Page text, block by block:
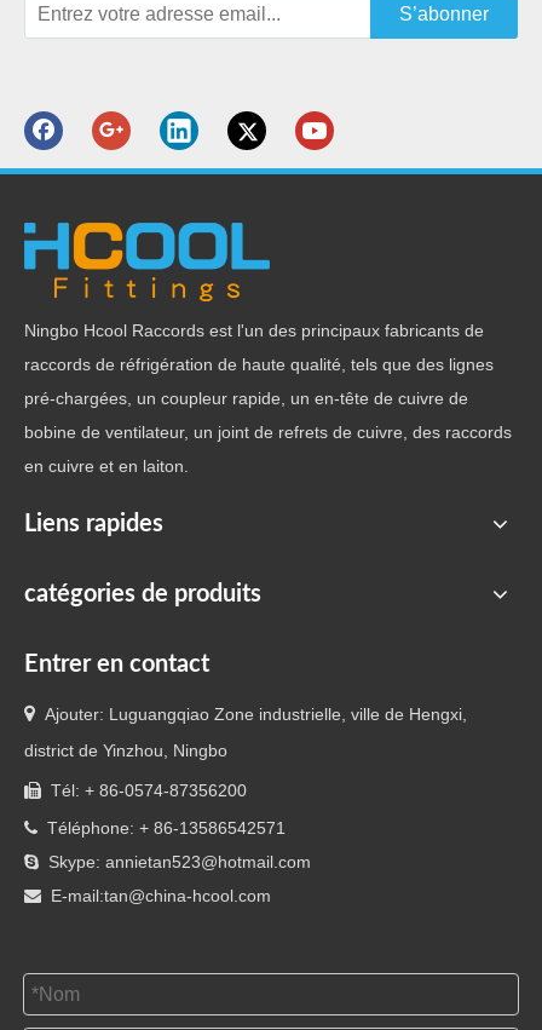
S’abonner
Ningbo Hcool Raccords est l'un des principaux fabricants de
raccords de réfrigération de haute qualité, tels que des lignes
pré-chargées, un coupleur rapide, un en-tête de cuivre de
bobine de ventilateur, un joint de refrets de cuivre, des raccords
en cuivre et en laiton.
Liens rapides
catégories de produits
Entrer en contact
 Ajouter: Luguangqiao Zone industrielle, ville de Hengxi,
district de Yinzhou, Ningbo
 Tél: + 86-0574-87356200
 Téléphone: + 86-13586542571
 Skype: annietan523@hotmail.com
 E-mail:tan@china-hcool.com